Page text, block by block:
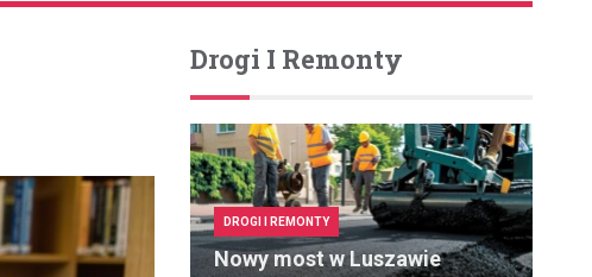
Drogi I Remonty
DROGI I REMONTY
Nowy most w Luszawie